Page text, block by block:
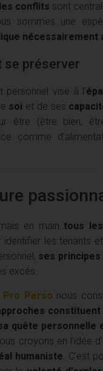
conflits sont
sommes une
nécessairement
se préserver
personnel vise à l’
soi et de ses
être (être bien,
comme
en main tous
identifier les tenants
ses
excès.
Pro Perso nous
quête personnelle
croyons en l’idée d’
humaniste . C’est